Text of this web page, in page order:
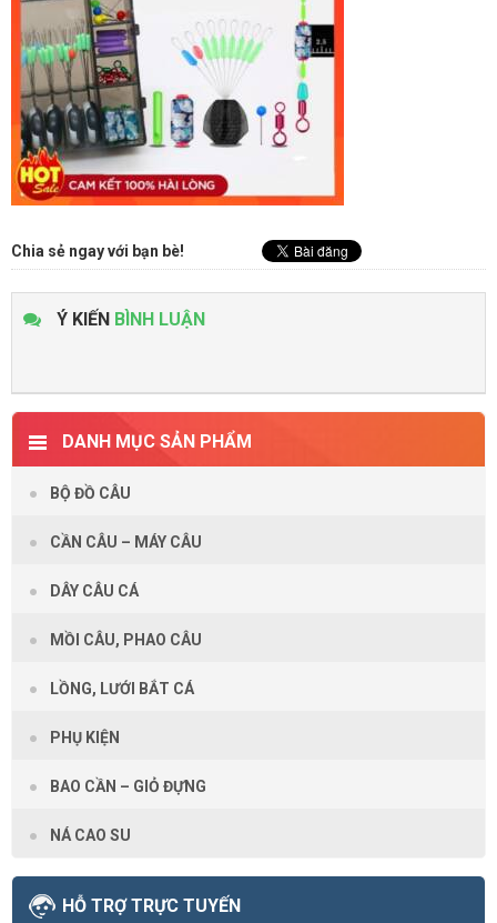
Chia sẻ ngay với bạn bè!
Ý KIẾN BÌNH LUẬN
DANH MỤC SẢN PHẨM
BỘ ĐỒ CÂU
CẦN CÂU – MÁY CÂU
DÂY CÂU CÁ
MỒI CÂU, PHAO CÂU
LỒNG, LƯỚI BẮT CÁ
PHỤ KIỆN
BAO CẦN – GIỎ ĐỰNG
NÁ CAO SU
HỖ TRỢ TRỰC TUYẾN